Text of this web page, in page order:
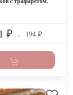
₽ – 194 ₽